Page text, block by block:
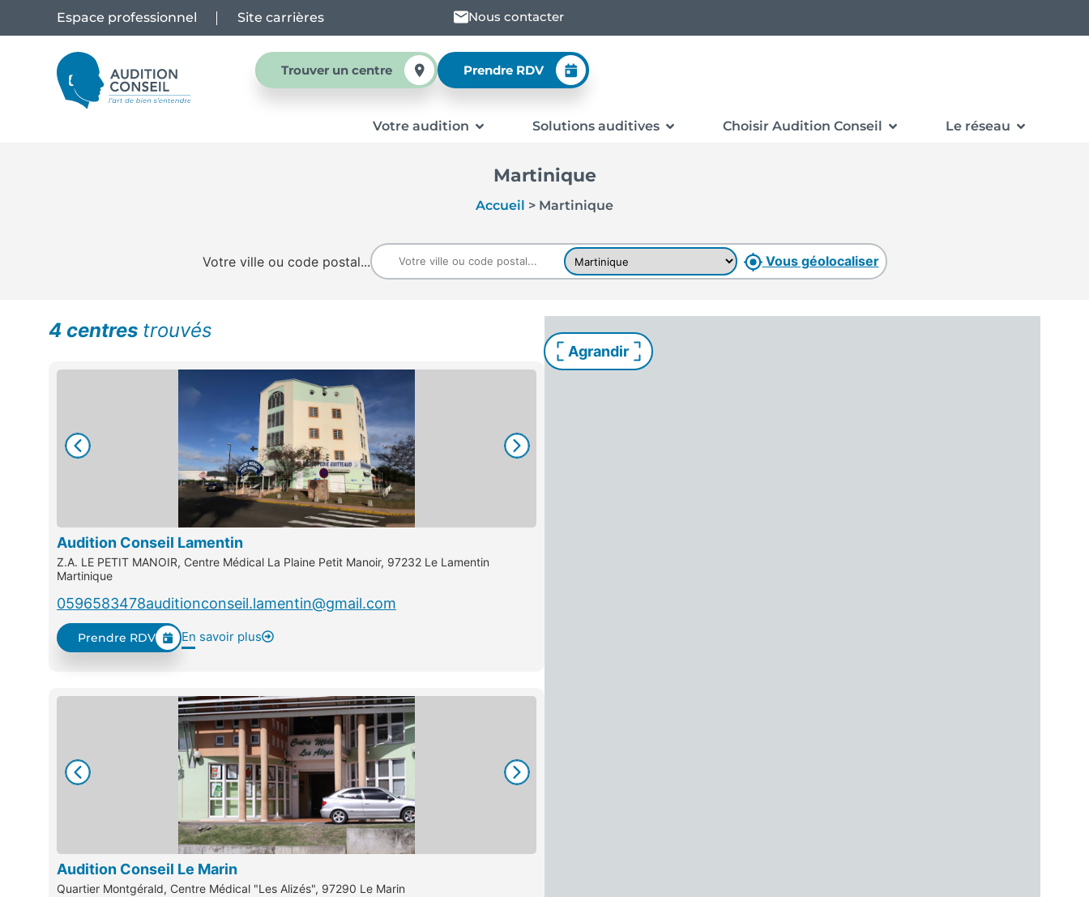
Espace professionnel Site carrières Nous contacter
Trouver un centre Prendre RDV
Votre audition Solutions auditives Choisir Audition Conseil Le réseau
Martinique
Accueil > Martinique
Votre ville ou code postal... Vous géolocaliser
Agrandir
4 centres trouvés
Audition Conseil Lamentin
Z.A. LE PETIT MANOIR, Centre Médical La Plaine Petit Manoir, 97232 Le Lamentin
Martinique
0596583478auditionconseil.lamentin@gmail.com
Prendre RDV En savoir plus
Audition Conseil Le Marin
Quartier Montgérald, Centre Médical "Les Alizés", 97290 Le Marin